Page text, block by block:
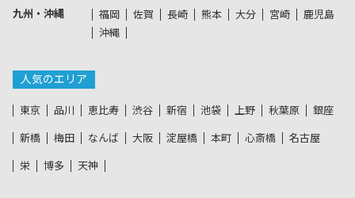
九州・沖縄 福岡 佐賀 長崎 熊本 大分 宮崎
鹿児島
沖縄
人気のエリア
東京 品川 恵比寿 渋谷 新宿 池袋 上野 秋葉原 銀座
新橋 梅田 なんば 大阪 淀屋橋 本町 心斎橋 名古屋
栄 博多 天神